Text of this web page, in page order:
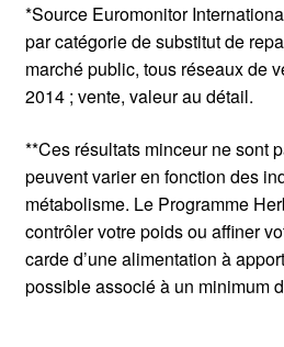
*Source Euromonitor
par catégorie de substitut de
marché public, tous réseaux de
2014 ; vente, valeur au détail.
**Ces résultats minceur ne sont
peuvent varier en fonction des
métabolisme. Le Programme
contrôler votre poids ou affiner
carde d’une alimentation à
possible associé à un minimum